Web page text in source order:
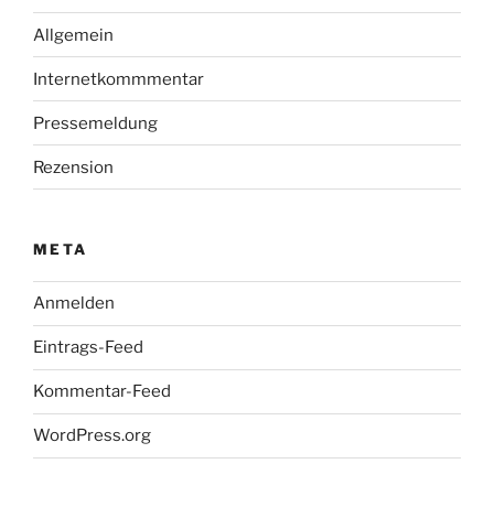
Allgemein
Internetkommmentar
Pressemeldung
Rezension
META
Anmelden
Eintrags-Feed
Kommentar-Feed
WordPress.org